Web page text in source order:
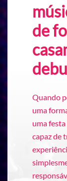
de
Quando
uma
uma
capaz de